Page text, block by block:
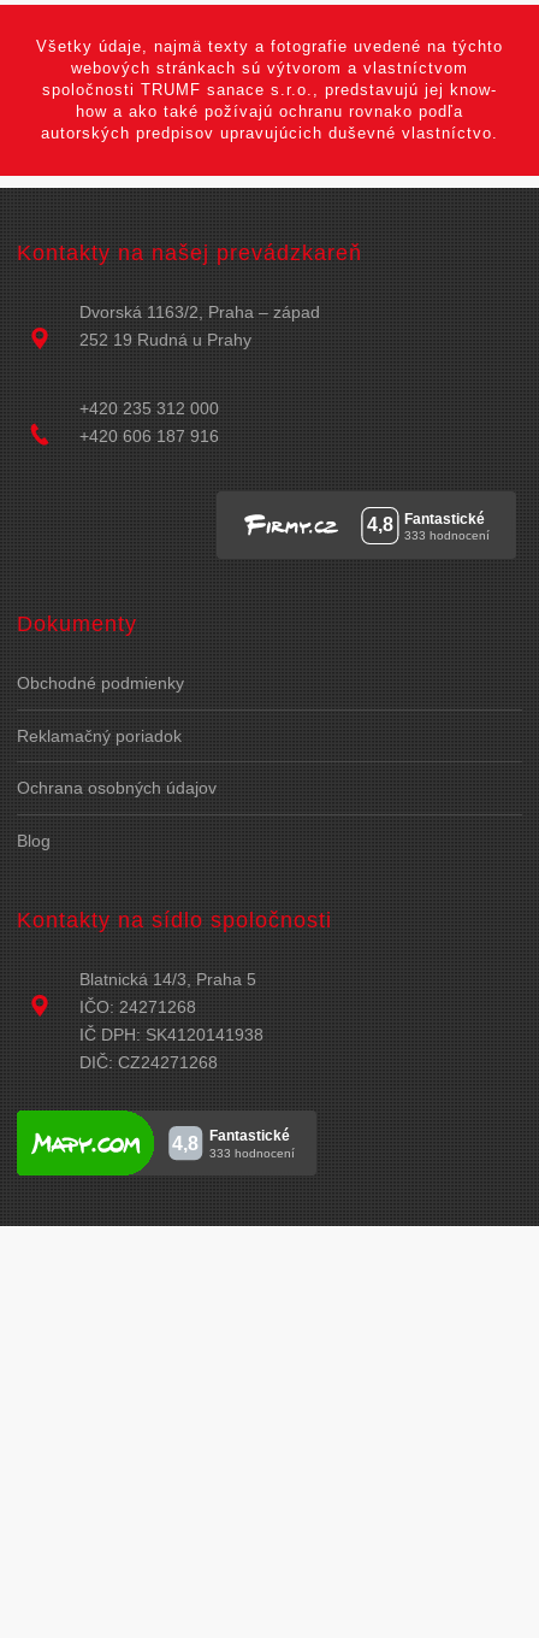
Všetky údaje, najmä texty a fotografie uvedené na týchto
webových stránkach sú výtvorom a vlastníctvom
spoločnosti TRUMF sanace s.r.o., predstavujú jej know-
how a ako také požívajú ochranu rovnako podľa
autorských predpisov upravujúcich duševné vlastníctvo.
Kontakty na našej prevádzkareň
Dvorská 1163/2, Praha – západ
252 19 Rudná u Prahy
+420 235 312 000
+420 606 187 916
Dokumenty
Obchodné podmienky
Reklamačný poriadok
Ochrana osobných údajov
Blog
Kontakty na sídlo spoločnosti
Blatnická 14/3, Praha 5
IČO: 24271268
IČ DPH: SK4120141938
DIČ: CZ24271268